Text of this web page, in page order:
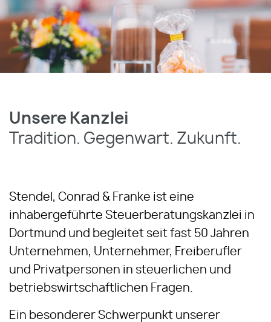
Unsere Kanzlei
Tradition. Gegenwart. Zukunft.
Stendel, Conrad & Franke ist eine
inhabergeführte Steuerberatungskanzlei in
Dortmund und begleitet seit fast 50 Jahren
Unternehmen, Unternehmer, Freiberufler
und Privatpersonen in steuerlichen und
betriebswirtschaftlichen Fragen.
Ein besonderer Schwerpunkt unserer